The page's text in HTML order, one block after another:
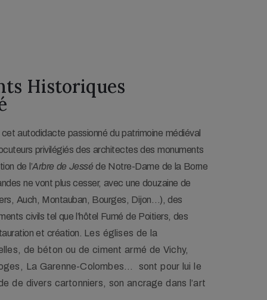
vers 1930, collection familiale.
Historiques
autodidacte passionné du patrimoine médiéval
privilégiés des architectes des monuments
de l’Arbre de Jesséde Notre-Dame de la Borne
ne vont plus cesser, avec une douzaine de
Auch, Montauban, Bourges, Dijon…), des
civils tel que l’hôtel Fumé de Poitiers, des
et création. Les églises de la
de béton ou de ciment armé de Vichy,
La Garenne-Colombes… sont pour lui le
de divers cartonniers, son ancrage dans l’art